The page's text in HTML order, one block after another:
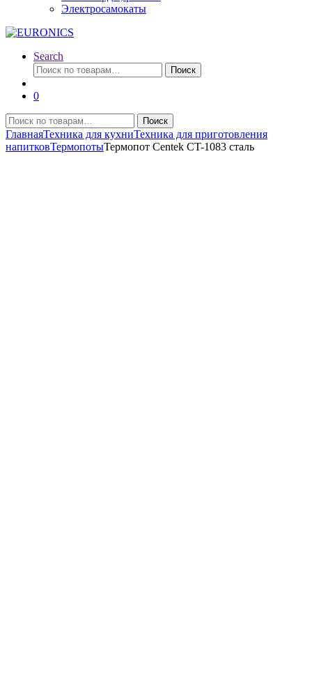
Электросамокаты
Search
Искать:
Поиск
0
Искать:
Поиск
ГлавнаяТехника для кухниТехника для приготовления
напитковТермопотыТермопот Centek CT-1083 сталь